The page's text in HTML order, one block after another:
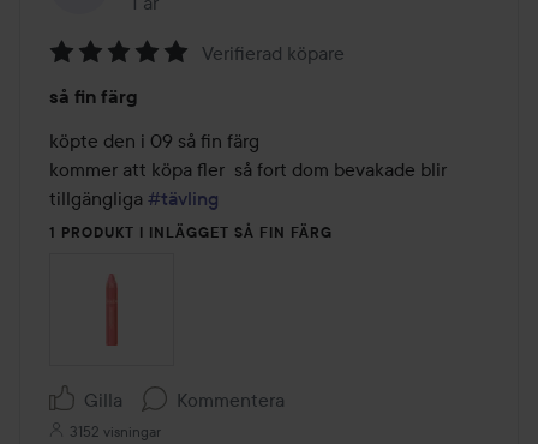
5
av
5
Verifierad köpare
så fin färg
köpte den i 09 så fin färg
kommer att köpa fler  så fort dom bevakade blir
tillgängliga #tävling
1 PRODUKT I INLÄGGET SÅ FIN FÄRG
Gilla Kommentera
3152 visningar